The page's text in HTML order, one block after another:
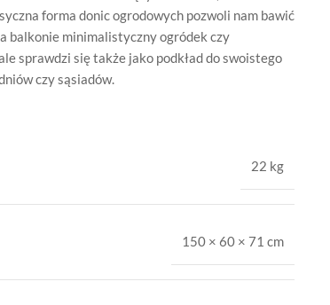
forma donic ogrodowych pozwoli nam bawić
balkonie minimalistyczny ogródek czy
sprawdzi się także jako podkład do swoistego
czy sąsiadów.
22 kg
150 × 60 × 71 cm